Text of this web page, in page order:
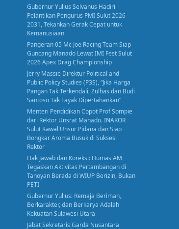
Gubernur Yulius Selvanus Hadiri
Pelantikan Pengurus PMI Sulut 2026–
2031, Tekankan Gerak Cepat untuk
Kemanusiaan
Pangeran 05 Mc Joe Racing Team Siap
Guncang Manado Lewat IMI Fest Sulut
2026 Apex Drag Championship
Jerry Massie Direktur Political and
Public Policy Studies (P3S), “Jika Harga
Pangan Tak Terkendali, Zulhas dan Budi
Santoso Tak Layak Dipertahankan”
Menteri Pendidikan Copot Prof Sompie
dari Rektor Unsrat Manado. INAKOR
Sulut Kawal Unsur Pidana dan Siap
Bongkar Aroma Busuk di Suksesi
Rektor
Hak Jawab dan Koreksi: Humas AM
Tegaskan Aktivitas Pertambangan di
Tanoyan Berada di WIUP Berizin, Bukan
PETI
Gubernur Yulius: Remaja Beriman,
Berkarakter, dan Berkarya Adalah
Kekuatan Sulawesi Utara
Jabat Sekretaris Garda Nusantara